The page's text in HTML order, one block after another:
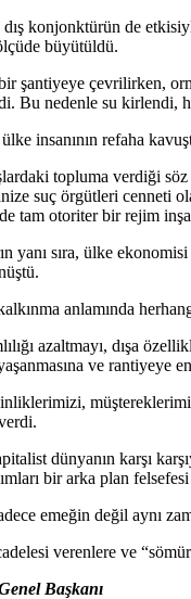
konjonktürün de
büyütüldü.
şantiyeye çevrilirken,
Bu nedenle su
insanının refaha
topluma verdiği
suç örgütleri cenneti
tam otoriter bir rejim
yanı sıra, ülke
anlamında
azaltmayı, dışa
ve rantiyeye
dünyanın karşı
bir arka plan
emeğin değil aynı
verenlere ve
Başkanı